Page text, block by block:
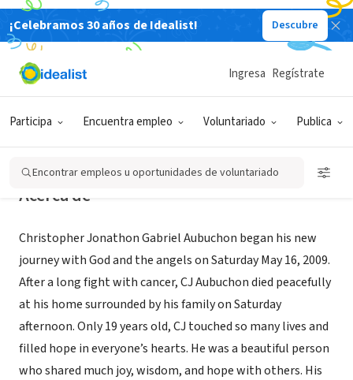
¡Celebramos 30 años de Idealist! Descubre
Participa Encuentra empleo Voluntariado Publica
Ingresa Regístrate
Encontrar empleos u oportunidades de voluntariado
ORGANIZACIÓN SIN FIN DE LUCRO
CJ's Journey
Acerca de
Christopher Jonathon Gabriel Aubuchon began his new
journey with God and the angels on Saturday May 16, 2009.
After a long fight with cancer, CJ Aubuchon died peacefully
at his home surrounded by his family on Saturday
afternoon. Only 19 years old, CJ touched so many lives and
filled hope in everyone’s hearts. He was a beautiful person
who shared much joy, wisdom, and hope with others. His